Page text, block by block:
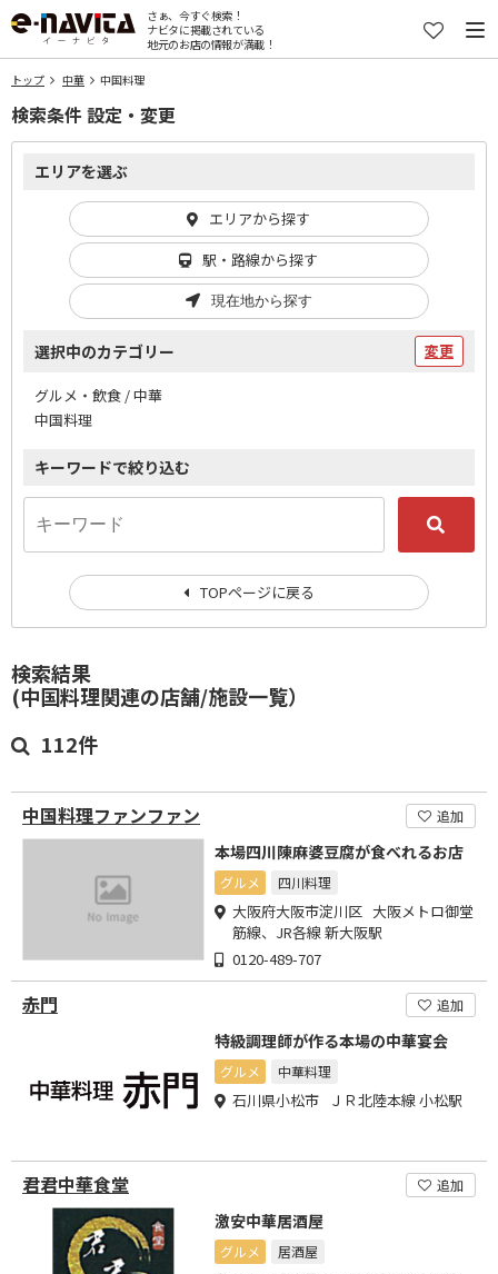
さぁ、今すぐ検索！
ナビタに掲載されている
地元のお店の情報が満載！
トップ 中華 中国料理
検索結果
(中国料理関連の店舗/施設一覧）
112件
中国料理ファンファン 追加
本場四川陳麻婆豆腐が食べれるお店
グルメ 四川料理
大阪府大阪市淀川区 大阪メトロ御堂
筋線、JR各線 新大阪駅
0120-489-707
赤門 追加
特級調理師が作る本場の中華宴会
グルメ 中華料理
石川県小松市 ＪＲ北陸本線 小松駅
君君中華食堂 追加
激安中華居酒屋
グルメ 居酒屋
検索条件 設定・変更
エリアを選ぶ
エリアから探す
駅・路線から探す
現在地から探す
選択中のカテゴリー 変更
グルメ・飲食 / 中華
中国料理
キーワードで絞り込む
TOPページに戻る